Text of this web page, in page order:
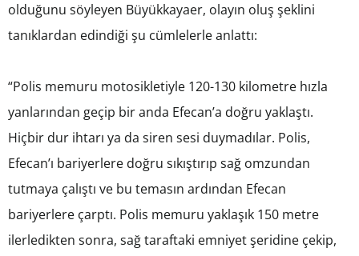
olduğunu söyleyen Büyükkayaer, olayın oluş şeklini
tanıklardan edindiği şu cümlelerle anlattı:
“Polis memuru motosikletiyle 120-130 kilometre hızla
yanlarından geçip bir anda Efecan’a doğru yaklaştı.
Hiçbir dur ihtarı ya da siren sesi duymadılar. Polis,
Efecan’ı bariyerlere doğru sıkıştırıp sağ omzundan
tutmaya çalıştı ve bu temasın ardından Efecan
bariyerlere çarptı. Polis memuru yaklaşık 150 metre
ilerledikten sonra, sağ taraftaki emniyet şeridine çekip,